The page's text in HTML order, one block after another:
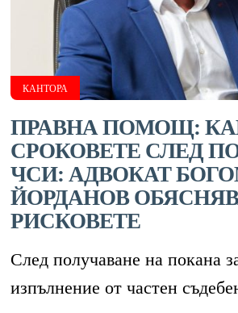
КАНТОРА
ПРАВНА ПОМОЩ:
СРОКОВЕТЕ СЛЕД
ЧСИ: АДВОКАТ
ЙОРДАНОВ
РИСКОВЕТЕ
След получаване на покана
изпълнение от частен